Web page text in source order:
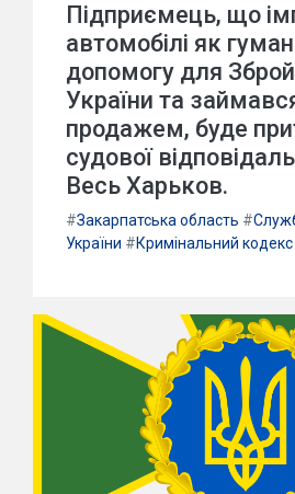
Підприємець, що
автомобілі як
допомогу для
України та
продажем, буде
судової
Весь Харьков.
#Закарпатська область #
України #Кримінальний кодекс